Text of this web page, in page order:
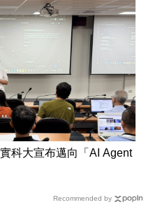
科大宣布邁向「AI Agent
Recommended by